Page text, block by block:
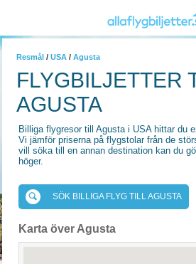
Resmål / USA / Agusta
FLYGBILJETTER
AGUSTA
Billiga flygresor till Agusta i USA hittar du
Vi jämför priserna på flygstolar från de
vill söka till en annan destination kan du
höger.
SÖK BILLIGA FLYG TILL AGUSTA
Karta över Agusta